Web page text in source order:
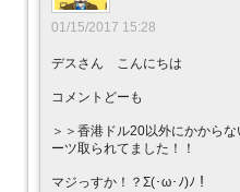
01/15/2017 15:28
デスさん こんにちは
コメントどーも
＞＞香港ドル20以外にかから
ーツ取られてました！！
マジっすか！？Σ(･ω･ﾉ)ﾉ！